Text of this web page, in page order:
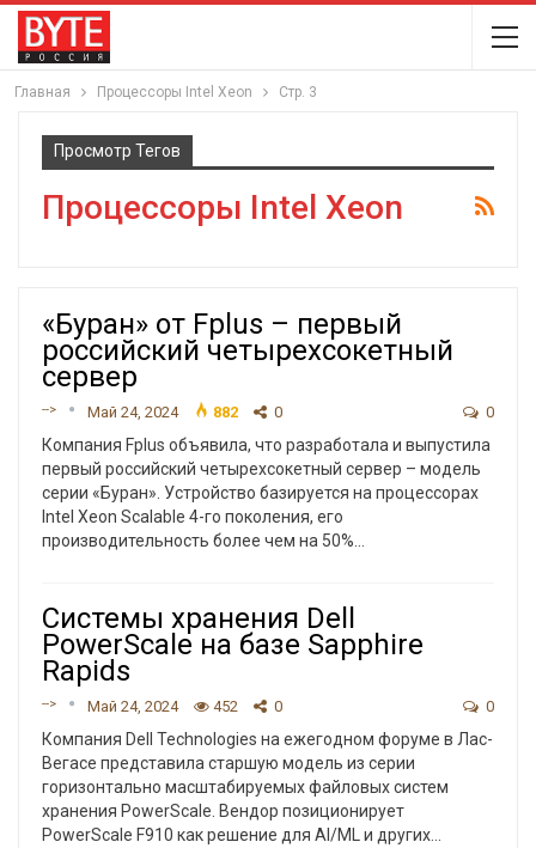
Главная Процессоры Intel Xeon Стр. 3
Просмотр Тегов
Процессоры Intel Xeon
«Буран» от Fplus – первый
российский четырехсокетный
сервер
--> Май 24, 2024 882 0 0
Компания Fplus объявила, что разработала и выпустила
первый российский четырехсокетный сервер – модель
серии «Буран». Устройство базируется на процессорах
Intel Xeon Scalable 4-го поколения, его
производительность более чем на 50%
Системы хранения Dell
PowerScale на базе Sapphire
Rapids
--> Май 24, 2024 452 0 0
Компания Dell Technologies на ежегодном форуме в Лас-
Вегасе представила старшую модель из серии
горизонтально масштабируемых файловых систем
хранения PowerScale. Вендор позиционирует
PowerScale F910 как решение для AI/ML и других